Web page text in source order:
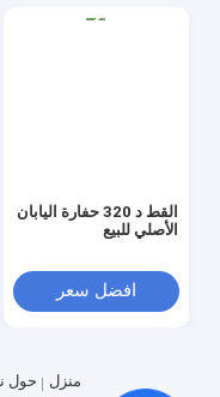
القط د 320 حفارة اليابان
الأصلي للبيع
افضل سعر
منزل حول